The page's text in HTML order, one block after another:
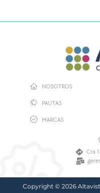
NOSOTROS
PAUTAS
MARCAS
Cra
Copyright © 2026